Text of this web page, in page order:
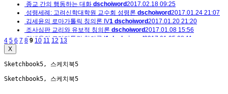
종교 간의 행동하는 대화 dschoiword2017.02.18 09:25
성령세례: 고려신학대학원 교수회 성령론 dschoiword2017.01.24 21:07
김세윤의 로마가톨릭 칭의론 IV1 dschoiword2017.01.20 21:20
조사심판 교리와 유보적 칭의론 dschoiword2017.01.08 15:56
김세윤의 로마가톨릭 칭의론 I1 dschoiword2017.01.05 08:11
4 5 6 7 8 9 10 11 12 13
X
Sketchbook5, 스케치북5
Sketchbook5, 스케치북5